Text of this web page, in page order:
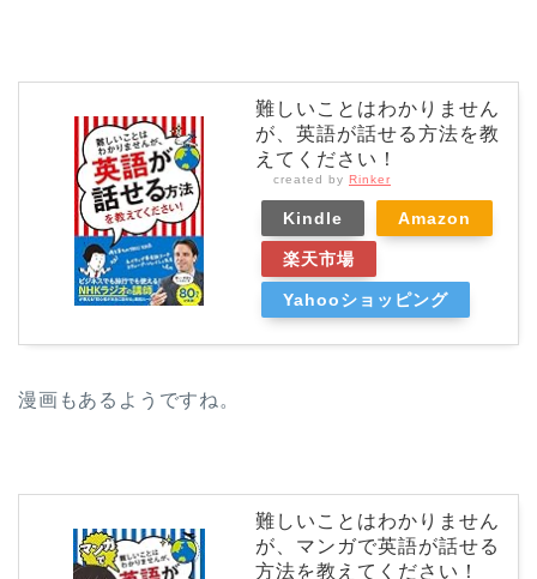
難しいことはわかりません
が、英語が話せる方法を教
えてください！
created by Rinker
Kindle Amazon
楽天市場
Yahooショッピング
漫画もあるようですね。
難しいことはわかりません
が、マンガで英語が話せる
方法を教えてください！